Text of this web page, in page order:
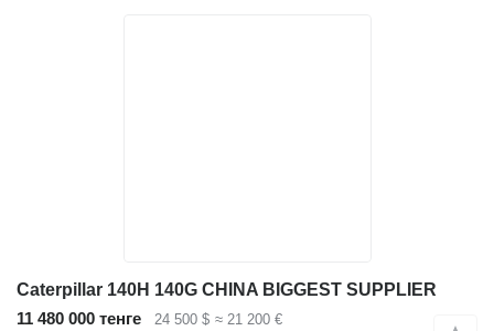
Caterpillar 140H 140G CHINA BIGGEST SUPPLIER
11 480 000 тенге
24 500 $ ≈ 21 200 €